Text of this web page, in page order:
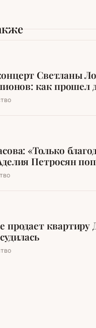
Светланы
как прошел
олигарха
«Только
Петросян
игры»
продает квартиру